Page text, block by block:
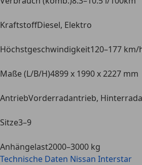
KraftstoffDiesel, Elektro
Höchstgeschwindigkeit120–177 km/
Maße (L/B/H)4899 x 1990 x 2227 mm
AntriebVorderradantrieb,
Sitze3–9
Anhängelast2000–3000 kg
Technische Daten Nissan Interstar